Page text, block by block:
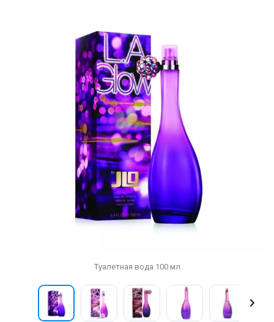
Туалетная вода 100 мл